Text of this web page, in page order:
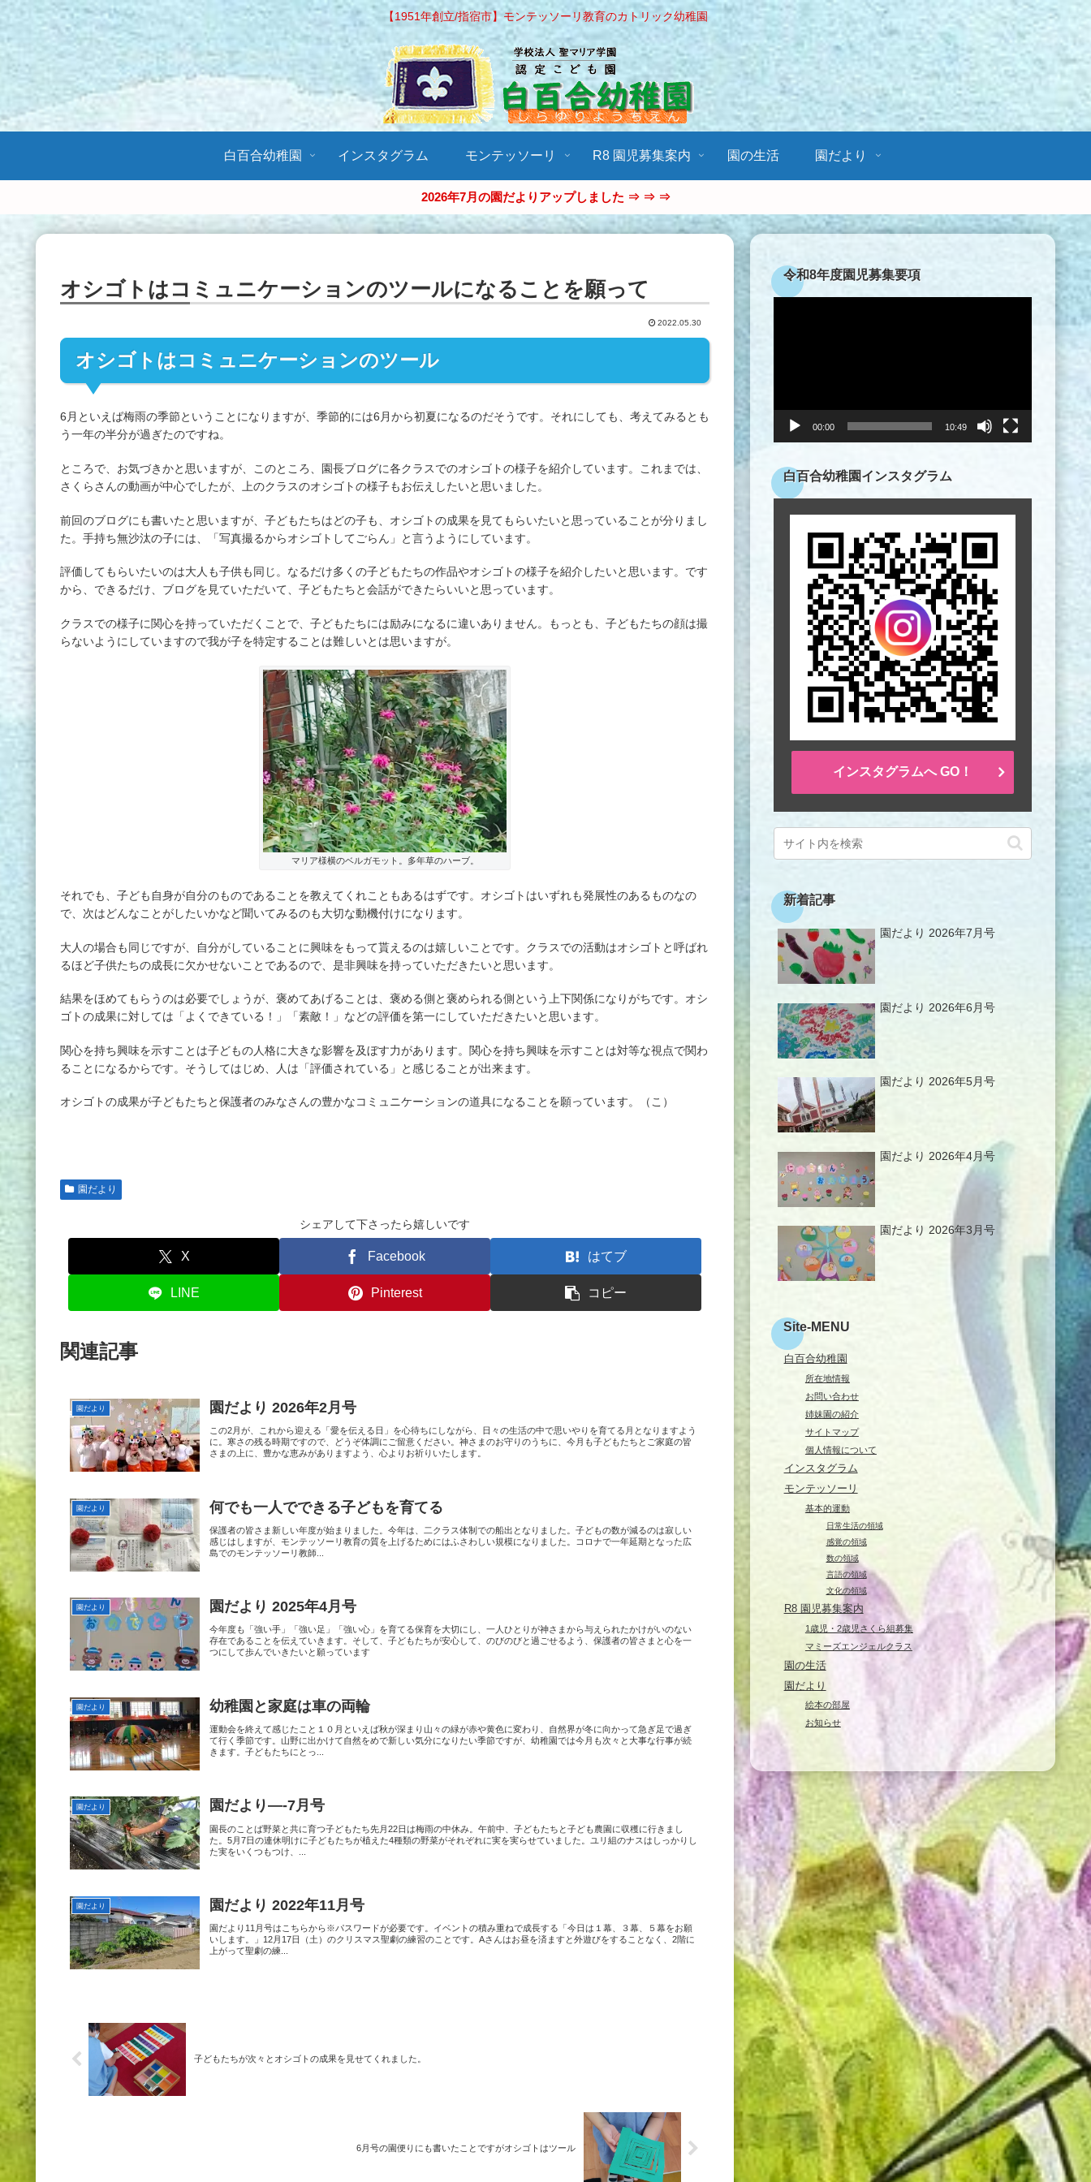
【1951年創立/指宿市】モンテッソーリ教育のカトリック幼稚園
白百合幼稚園 インスタグラム モンテッソーリ R8 園児募集案内 園の生活 園だより
2026年7月の園だよりアップしました ⇒ ⇒ ⇒
オシゴトはコミュニケーションのツールになることを願って
2022.05.30
オシゴトはコミュニケーションのツール
6月といえば梅雨の季節ということになりますが、季節的には6月から初夏になるのだそうです。それにしても、考えてみるとも
う一年の半分が過ぎたのですね。
ところで、お気づきかと思いますが、このところ、園長ブログに各クラスでのオシゴトの様子を紹介しています。これまでは、
さくらさんの動画が中心でしたが、上のクラスのオシゴトの様子もお伝えしたいと思いました。
前回のブログにも書いたと思いますが、子どもたちはどの子も、オシゴトの成果を見てもらいたいと思っていることが分りまし
た。手持ち無沙汰の子には、「写真撮るからオシゴトしてごらん」と言うようにしています。
評価してもらいたいのは大人も子供も同じ。なるだけ多くの子どもたちの作品やオシゴトの様子を紹介したいと思います。です
から、できるだけ、ブログを見ていただいて、子どもたちと会話ができたらいいと思っています。
クラスでの様子に関心を持っていただくことで、子どもたちには励みになるに違いありません。もっとも、子どもたちの顔は撮
らないようにしていますので我が子を特定することは難しいとは思いますが。
マリア様横のベルガモット。多年草のハーブ。
それでも、子ども自身が自分のものであることを教えてくれこともあるはずです。オシゴトはいずれも発展性のあるものなの
で、次はどんなことがしたいかなど聞いてみるのも大切な動機付けになります。
大人の場合も同じですが、自分がしていることに興味をもって貰えるのは嬉しいことです。クラスでの活動はオシゴトと呼ばれ
るほど子供たちの成長に欠かせないことであるので、是非興味を持っていただきたいと思います。
結果をほめてもらうのは必要でしょうが、褒めてあげることは、褒める側と褒められる側という上下関係になりがちです。オシ
ゴトの成果に対しては「よくできている！」「素敵！」などの評価を第一にしていただきたいと思います。
関心を持ち興味を示すことは子どもの人格に大きな影響を及ぼす力があります。関心を持ち興味を示すことは対等な視点で関わ
ることになるからです。そうしてはじめ、人は「評価されている」と感じることが出来ます。
オシゴトの成果が子どもたちと保護者のみなさんの豊かなコミュニケーションの道具になることを願っています。（こ）
園だより
シェアして下さったら嬉しいです
X Facebook はてブ
LINE Pinterest コピー
関連記事
園だより 園だより 2026年2月号
この2月が、これから迎える「愛を伝える日」を心待ちにしながら、日々の生活の中で思いやりを育てる月となりますよう
に。寒さの残る時期ですので、どうぞ体調にご留意ください。神さまのお守りのうちに、今月も子どもたちとご家庭の皆
さまの上に、豊かな恵みがありますよう、心よりお祈りいたします。
園だより 何でも一人でできる子どもを育てる
保護者の皆さま新しい年度が始まりました。今年は、二クラス体制での船出となりました。子どもの数が減るのは寂しい
感じはしますが、モンテッソーリ教育の質を上げるためにはふさわしい規模になりました。コロナで一年延期となった広
島でのモンテッソーリ教師...
園だより 園だより 2025年4月号
今年度も「強い手」「強い足」「強い心」を育てる保育を大切にし、一人ひとりが神さまから与えられたかけがいのない
存在であることを伝えていきます。そして、子どもたちが安心して、のびのびと過ごせるよう、保護者の皆さまと心を一
つにして歩んでいきたいと願っています
園だより 幼稚園と家庭は車の両輪
運動会を終えて感じたこと１０月といえば秋が深まり山々の緑が赤や黄色に変わり、自然界が冬に向かって急ぎ足で過ぎ
て行く季節です。山野に出かけて自然をめで新しい気分になりたい季節ですが、幼稚園では今月も次々と大事な行事が続
きます。子どもたちにとっ...
園だより 園だより—-7月号
園長のことば野菜と共に育つ子どもたち先月22日は梅雨の中休み。午前中、子どもたちと子ども農園に収穫に行きまし
た。5月7日の連休明けに子どもたちが植えた4種類の野菜がそれぞれに実を実らせていました。ユリ組のナスはしっかりし
た実をいくつもつけ、...
園だより 園だより 2022年11月号
園だより11月号はこちらから※パスワードが必要です。イベントの積み重ねで成長する「今日は１幕、３幕、５幕をお願
いします。」12月17日（土）のクリスマス聖劇の練習のことです。Aさんはお昼を済ますと外遊びをすることなく、2階に
上がって聖劇の練...
子どもたちが次々とオシゴトの成果を見せてくれました。
6月号の園便りにも書いたことですがオシゴトはツール
令和8年度園児募集要項
00:00 10:49
白百合幼稚園インスタグラム
インスタグラムへ GO！
新着記事
園だより 2026年7月号
園だより 2026年6月号
園だより 2026年5月号
園だより 2026年4月号
園だより 2026年3月号
Site-MENU
白百合幼稚園
所在地情報
お問い合わせ
姉妹園の紹介
サイトマップ
個人情報について
インスタグラム
モンテッソーリ
基本的運動
日常生活の領域
感覚の領域
数の領域
言語の領域
文化の領域
R8 園児募集案内
1歳児・2歳児さくら組募集
マミーズエンジェルクラス
園の生活
園だより
絵本の部屋
お知らせ